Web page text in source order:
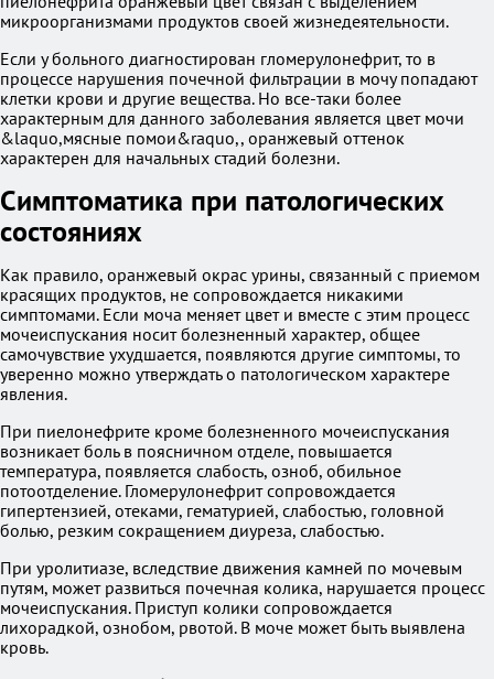
микроорганизмами продуктов своей жизнедеятельности.
Если у больного диагностирован гломерулонефрит, то в
процессе нарушения почечной фильтрации в мочу попадают
клетки крови и другие вещества. Но все-таки более
характерным для данного заболевания является цвет мочи
&laquo,мясные помои&raquo,, оранжевый оттенок
характерен для начальных стадий болезни.
Симптоматика при патологических
состояниях
Как правило, оранжевый окрас урины, связанный с приемом
красящих продуктов, не сопровождается никакими
симптомами. Если моча меняет цвет и вместе с этим процесс
мочеиспускания носит болезненный характер, общее
самочувствие ухудшается, появляются другие симптомы, то
уверенно можно утверждать о патологическом характере
явления.
При пиелонефрите кроме болезненного мочеиспускания
возникает боль в поясничном отделе, повышается
температура, появляется слабость, озноб, обильное
потоотделение. Гломерулонефрит сопровождается
гипертензией, отеками, гематурией, слабостью, головной
болью, резким сокращением диуреза, слабостью.
При уролитиазе, вследствие движения камней по мочевым
путям, может развиться почечная колика, нарушается процесс
мочеиспускания. Приступ колики сопровождается
лихорадкой, ознобом, рвотой. В моче может быть выявлена
кровь.